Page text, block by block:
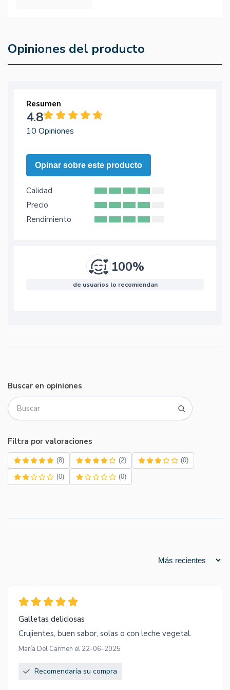
Opiniones del producto
Resumen
4.8
10 Opiniones
Opinar sobre este producto
Calidad
Precio
Rendimiento
100%
de usuarios lo recomiendan
Buscar en opiniones
Filtra por valoraciones
(8) (2) (0)
(0) (0)
Galletas deliciosas
Crujientes, buen sabor, solas o con leche vegetal.
María Del Carmen el 22-06-2025
Recomendaría su compra